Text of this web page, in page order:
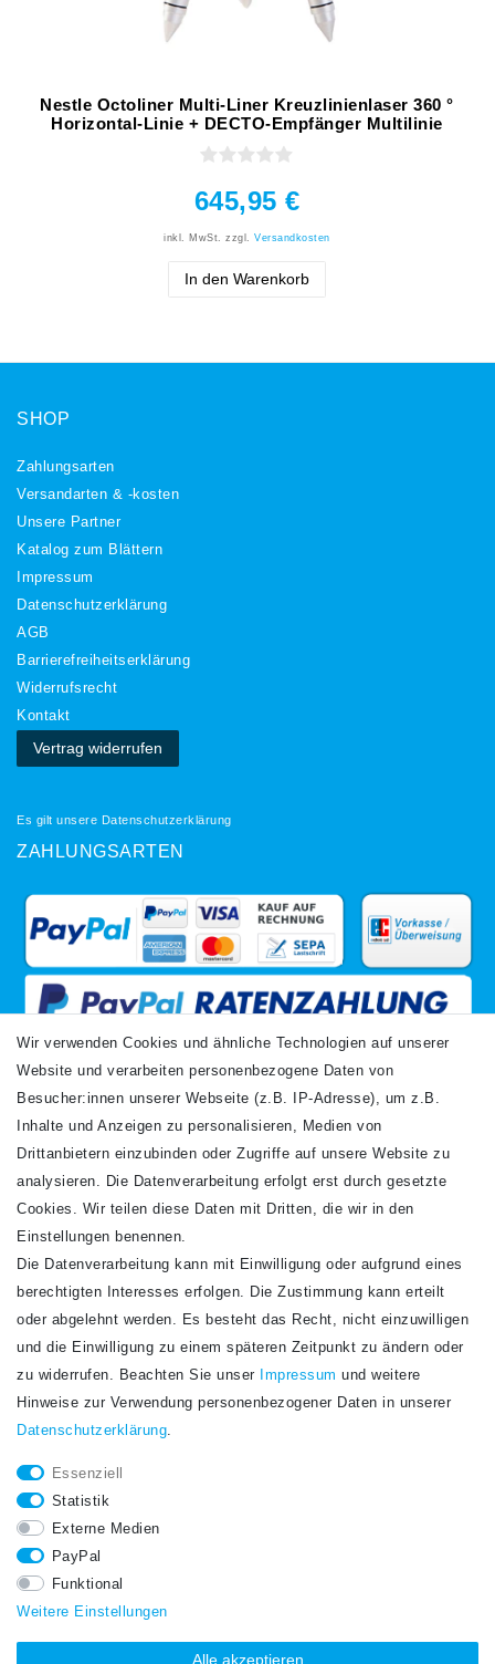
Nestle Octoliner Multi-Liner Kreuzlinienlaser 360 °
Horizontal-Linie + DECTO-Empfänger Multilinie
645,95 €
inkl. MwSt. zzgl.Versandkosten
In den Warenkorb
SHOP
Zahlungsarten
Versandarten & -kosten
Unsere Partner
Katalog zum Blättern
Impressum
Daten­schutz­erklärung
AGB
Barrierefreiheitserklärung
Widerrufs­recht
Kontakt
Vertrag widerrufen
Es gilt unsere Datenschutzerklärung
ZAHLUNGSARTEN
VERSANDARTEN
Newsletter
Honig
Hiermit bestätige ich, dass ich dieDaten­schutz­erklärunggelesen habe. Meine
STAY CONNECTED.
Wir verwenden Cookies und ähnliche Technologien auf unserer
Website und verarbeiten personenbezogene Daten von
Besucher:innen unserer Webseite (z.B. IP-Adresse), um z.B.
Inhalte und Anzeigen zu personalisieren, Medien von
Drittanbietern einzubinden oder Zugriffe auf unsere Website zu
analysieren. Die Datenverarbeitung erfolgt erst durch gesetzte
Cookies. Wir teilen diese Daten mit Dritten, die wir in den
Einstellungen benennen.
Die Datenverarbeitung kann mit Einwilligung oder aufgrund eines
berechtigten Interesses erfolgen. Die Zustimmung kann erteilt
oder abgelehnt werden. Es besteht das Recht, nicht einzuwilligen
und die Einwilligung zu einem späteren Zeitpunkt zu ändern oder
zu widerrufen. Beachten Sie unser
Impressum und weitere
Hinweise zur Verwendung personenbezogener Daten in unserer
Daten­schutz­erklärung.
Essenziell
Statistik
Externe Medien
PayPal
Funktional
Weitere Einstellungen
Alle akzeptieren